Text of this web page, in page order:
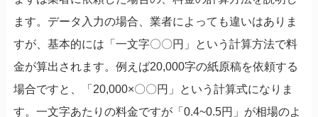
ます。データ入力の場合、業者によっても違いはありま
すが、基本的には「一文字〇〇円」という計算方法で料
金が算出されます。例えば20,000字の紙原稿を依頼する
場合ですと、「20,000×〇〇円」という計算式になりま
す。一文字あたりの料金ですが「0.4~0.5円」が相場のよ